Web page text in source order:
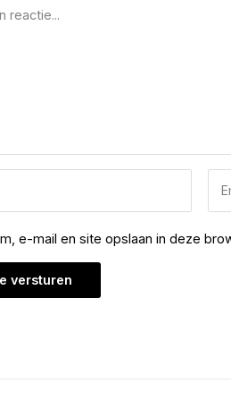
e-mail en site opslaan in deze